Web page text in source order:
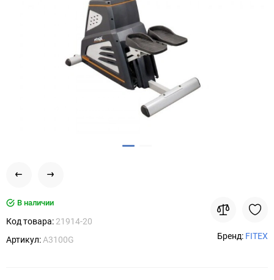
В наличии
Код товара: 21914-20
Артикул: A3100G Бренд: FITEX